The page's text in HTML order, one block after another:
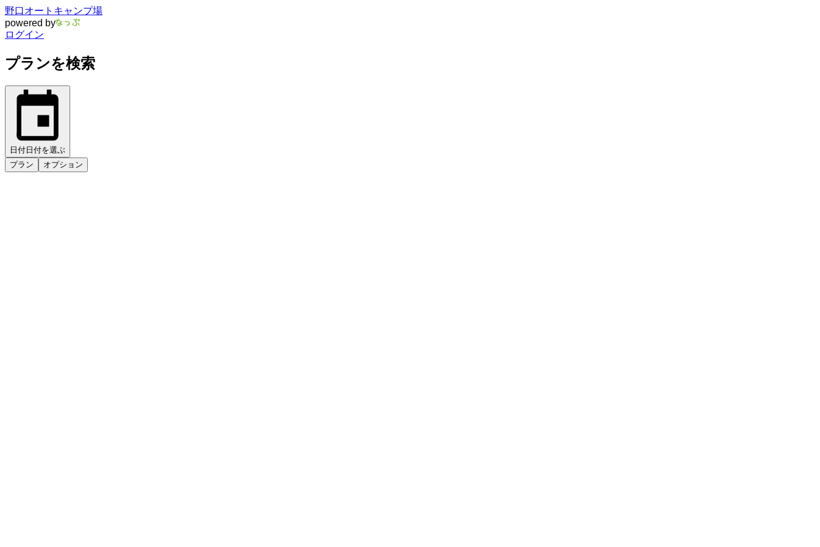
野口オートキャンプ場
powered by
ログイン
プランを検索
日付 日付を選ぶ
プラン
オプション